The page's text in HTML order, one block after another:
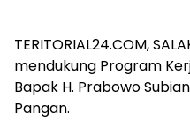
TERITORIAL24.COM,
mendukung Program
Bapak H. Prabowo
Pangan.